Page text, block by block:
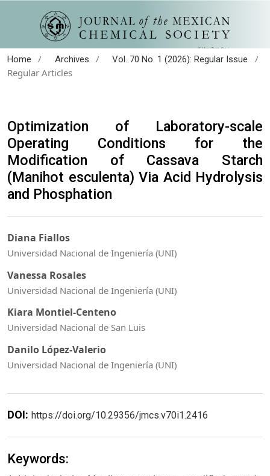
Home / Archives / Vol. 70 No. 1 (2026): Regular Issue
/
Regular Articles
Optimization of Laboratory-scale
Operating Conditions for the
Modification of Cassava Starch
(Manihot esculenta) Via Acid Hydrolysis
and Phosphation
Diana Fiallos
Universidad Nacional de Ingeniería (UNI)
Vanessa Rosales
Universidad Nacional de Ingeniería (UNI)
Kiara Montiel-Centeno
Universidad Nacional de San Luis
Danilo López-Valerio
Universidad Nacional de Ingeniería (UNI)
DOI: https://doi.org/10.29356/jmcs.v70i1.2416
Keywords: